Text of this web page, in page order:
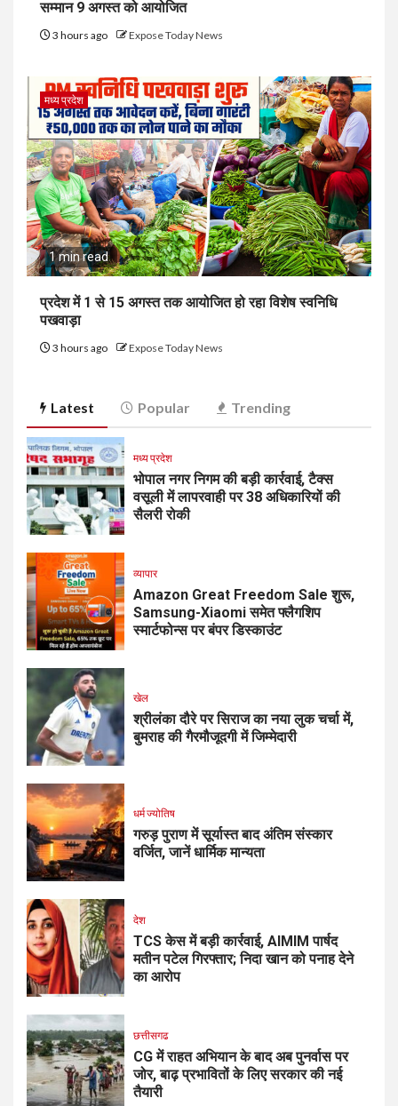
सम्मान 9 अगस्त को आयोजित
3 hours ago Expose Today News
मध्य प्रदेश
1 min read
प्रदेश में 1 से 15 अगस्त तक आयोजित हो रहा विशेष स्वनिधि
पखवाड़ा
3 hours ago Expose Today News
Latest Popular Trending
मध्य प्रदेश
भोपाल नगर निगम की बड़ी कार्रवाई, टैक्स
वसूली में लापरवाही पर 38 अधिकारियों की
सैलरी रोकी
व्यापार
Amazon Great Freedom Sale शुरू,
Samsung-Xiaomi समेत फ्लैगशिप
स्मार्टफोन्स पर बंपर डिस्काउंट
खेल
श्रीलंका दौरे पर सिराज का नया लुक चर्चा में,
बुमराह की गैरमौजूदगी में जिम्मेदारी
धर्म ज्योतिष
गरुड़ पुराण में सूर्यास्त बाद अंतिम संस्कार
वर्जित, जानें धार्मिक मान्यता
देश
TCS केस में बड़ी कार्रवाई, AIMIM पार्षद
मतीन पटेल गिरफ्तार; निदा खान को पनाह देने
का आरोप
छत्तीसगढ
CG में राहत अभियान के बाद अब पुनर्वास पर
जोर, बाढ़ प्रभावितों के लिए सरकार की नई
तैयारी